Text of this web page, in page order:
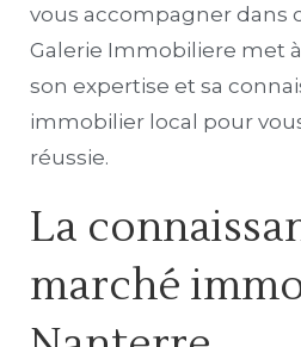
vous accompagner dans
Galerie Immobiliere met
son expertise et sa
immobilier local pour
réussie.
La
marché